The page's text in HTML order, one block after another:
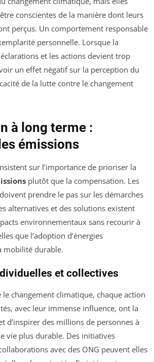
conscientes de la manière dont leurs
perçus. Un comportement responsable
personnelle. Lorsque la
et les actions devient trop
un effet négatif sur la perception du
de la lutte contre le changement
à long terme :
émissions
sur l’importance de prioriser la
plutôt que la compensation. Les
prendre le pas sur les démarches
alternatives et des solutions existent
environnementaux sans recourir à
que l’adoption d’énergies
mobilité durable.
et collectives
changement climatique, chaque action
avec leur immense influence, ont la
d’inspirer des millions de personnes à
vie plus durable. Des initiatives
avec des ONG peuvent elles